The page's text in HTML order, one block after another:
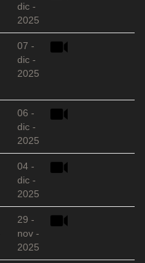
dic -
2025
07 -
dic -
2025
06 -
dic -
2025
04 -
dic -
2025
29 -
nov -
2025